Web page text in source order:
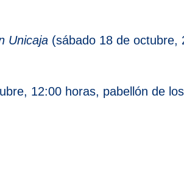
Unicaja (sábado 18 de octubre,
12:00 horas, pabellón de